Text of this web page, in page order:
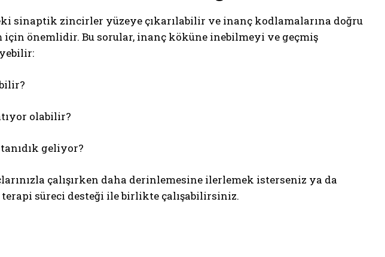
sinaptik zincirler yüzeye çıkarılabilir ve inanç kodlamalarına doğru
için önemlidir. Bu sorular, inanç köküne inebilmeyi ve geçmiş
olabilir?
geliyor?
çalışırken daha derinlemesine ilerlemek isterseniz ya da
terapi süreci desteği ile birlikte çalışabilirsiniz.